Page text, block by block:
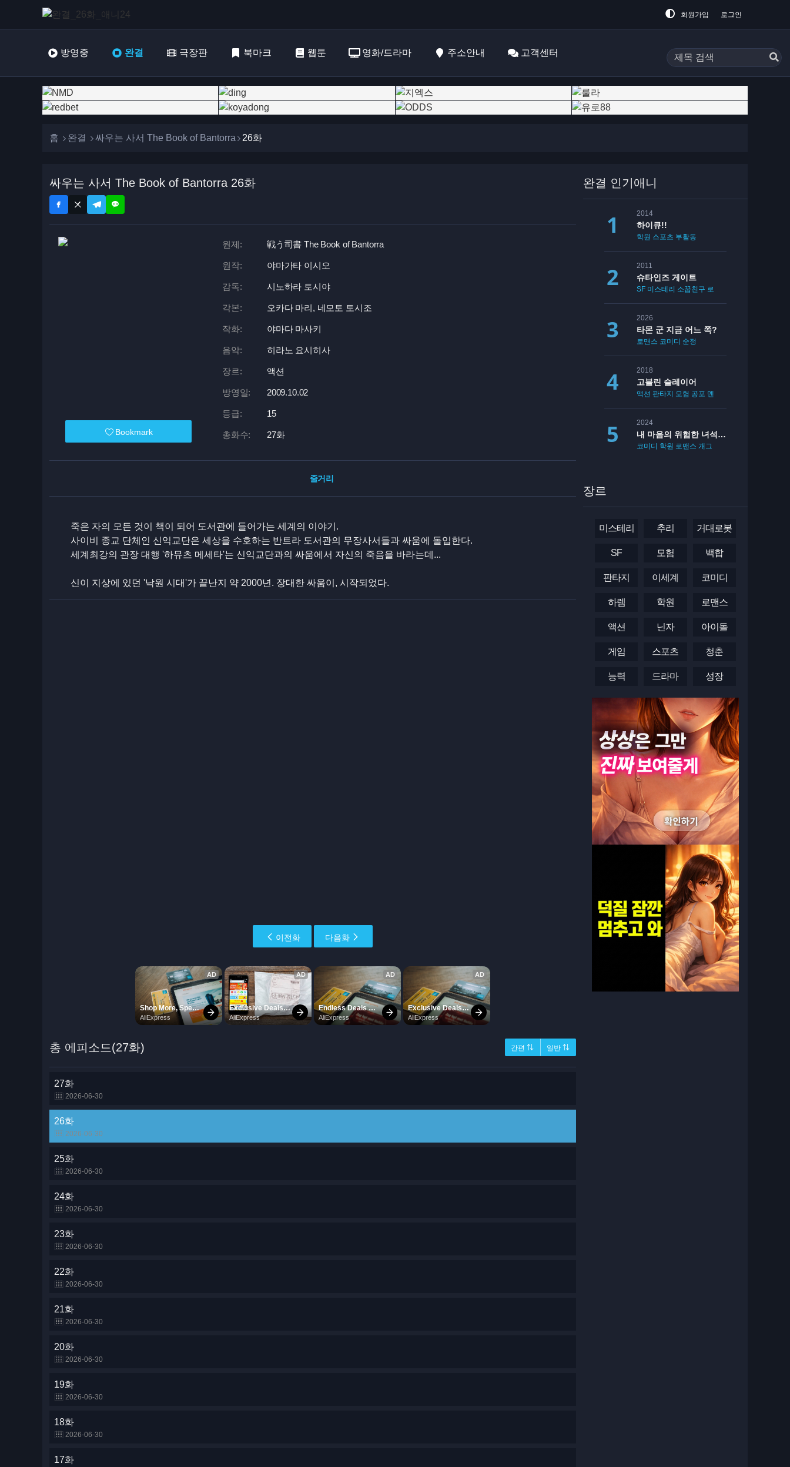
회원가입 로그인
방영중 완결 극장판 북마크 웹툰 영화/드라마 주소안내 고객센터
홈 완결 싸우는 사서 The Book of Bantorra 26화
싸우는 사서 The Book of Bantorra 26화
Bookmark
원제: 戦う司書 The Book of Bantorra
원작: 야마가타 이시오
감독: 시노하라 토시야
각본: 오카다 마리, 네모토 토시조
작화: 야마다 마사키
음악: 히라노 요시히사
장르: 액션
방영일: 2009.10.02
등급: 15
총화수: 27화
줄거리
죽은 자의 모든 것이 책이 되어 도서관에 들어가는 세계의 이야기.
사이비 종교 단체인 신익교단은 세상을 수호하는 반트라 도서관의 무장사서들과 싸움에 돌입한다.
세계최강의 관장 대행 '하뮤츠 메세타'는 신익교단과의 싸움에서 자신의 죽음을 바라는데...
신이 지상에 있던 '낙원 시대'가 끝난지 약 2000년. 장대한 싸움이, 시작되었다.
이전화 다음화
총 에피소드(27화) 간편 ⇅ 일반 ⇅
27화
2026-06-30
26화
2026-06-30
25화
2026-06-30
24화
2026-06-30
23화
2026-06-30
22화
2026-06-30
21화
2026-06-30
20화
2026-06-30
19화
2026-06-30
18화
2026-06-30
17화
완결 인기애니
2014
하이큐!!
학원 스포츠 부활동
2011
슈타인즈 게이트
SF 미스테리 소꿉친구 로맨스
2026
타몬 군 지금 어느 쪽?
로맨스 코미디 순정
2018
고블린 슬레이어
액션 판타지 모험 공포 멘붕
2024
내 마음의 위험한 녀석 2기
코미디 학원 로맨스 개그
장르
미스테리 추리 거대로봇
SF 모험 백합
판타지 이세계 코미디
하렘 학원 로맨스
액션 닌자 아이돌
게임 스포츠 청춘
능력 드라마 성장